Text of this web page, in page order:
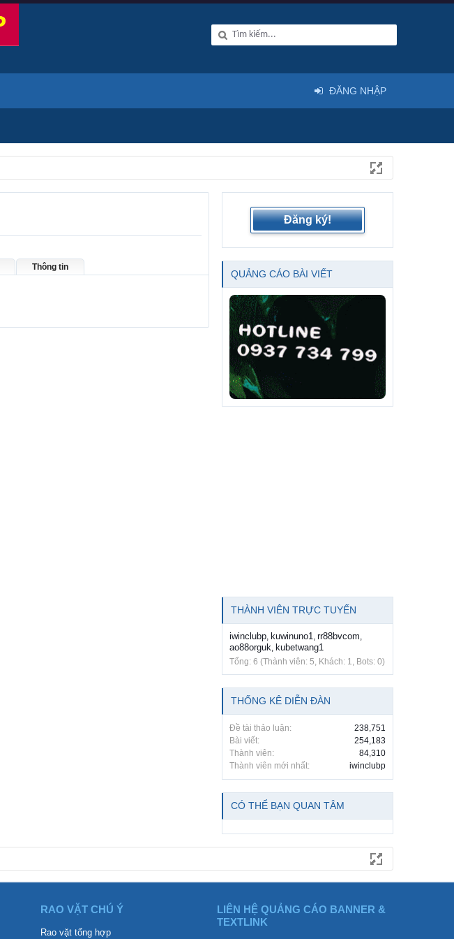
Thông tin
Đăng ký!
QUẢNG CÁO BÀI VIẾT
THÀNH VIÊN TRỰC TUYẾN
iwinclubp, kuwinuno1, rr88bvcom,
ao88orguk, kubetwang1
Tổng: 6 (Thành viên: 5, Khách: 1, Bots: 0)
THỐNG KÊ DIỄN ĐÀN
Đề tài thảo luận:
238,751
Bài viết:
254,183
Thành viên:
84,310
Thành viên mới nhất:
iwinclubp
CÓ THỂ BẠN QUAN TÂM
ĐĂNG NHẬP
RAO VẶT CHÚ Ý
Rao vặt tổng hợp
LIÊN HỆ QUẢNG CÁO BANNER &
TEXTLINK